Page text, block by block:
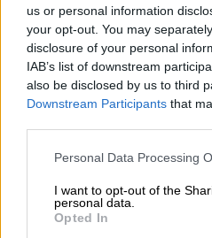
us or personal information
your opt-out. You may
disclosure of your personal
IAB’s list of downstream
also be disclosed by us to third
Downstream Participants that
Please note that this website/
not limited to your visit or usage
grant or deny consent to
use your data for below
Personal Data Processing
I want to opt-out of the
personal data.
Opted In
Η πρόεδρος της ΕΚΤ, Κριστίν
Προσθέστε το
Ευρωπαϊκή Κεντρική
έτοιμη να δράσει, αν
Κριστίν Λαγκάρντ
,